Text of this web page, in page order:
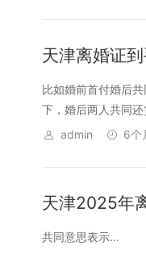
天津离婚证
比如婚前首付婚后
下，婚后两人共同
admin
6个
天津2025年
共同意思表示...